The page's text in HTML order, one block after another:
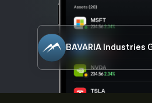
BAVARIA Industries